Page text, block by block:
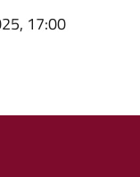
17:00